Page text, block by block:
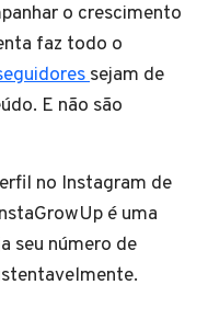
o crescimento
faz todo o
sejam de
E não são
no Instagram de
é uma
seu número de